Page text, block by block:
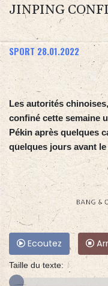
JINPING
SPORT 28.01.2022
Les autorités
confiné cette semaine
Pékin après quelques
quelques jours avant
Ecoutez
Taille du texte: